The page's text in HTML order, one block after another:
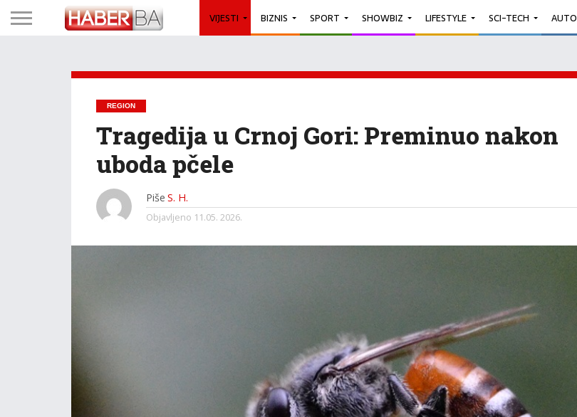
VIJESTI BIZNIS SPORT SHOWBIZ LIFESTYLE SCI-TECH AUTO
REGION
Tragedija u Crnoj Gori: Preminuo nakon
uboda pčele
Piše S. H.
Objavljeno 11.05. 2026.